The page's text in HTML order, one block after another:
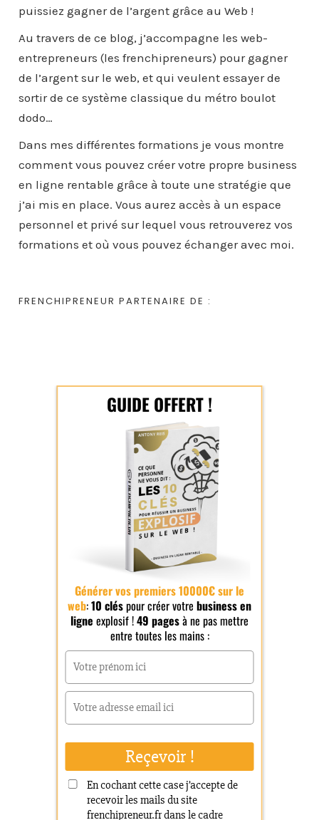
puissiez gagner de l’argent grâce au Web !
Au travers de ce blog, j’accompagne les web-
entrepreneurs (les frenchipreneurs) pour gagner
de l’argent sur le web, et qui veulent essayer de
sortir de ce système classique du métro boulot
dodo…
Dans mes différentes formations je vous montre
comment vous pouvez créer votre propre business
en ligne rentable grâce à toute une stratégie que
j’ai mis en place. Vous aurez accès à un espace
personnel et privé sur lequel vous retrouverez vos
formations et où vous pouvez échanger avec moi.
FRENCHIPRENEUR PARTENAIRE DE :